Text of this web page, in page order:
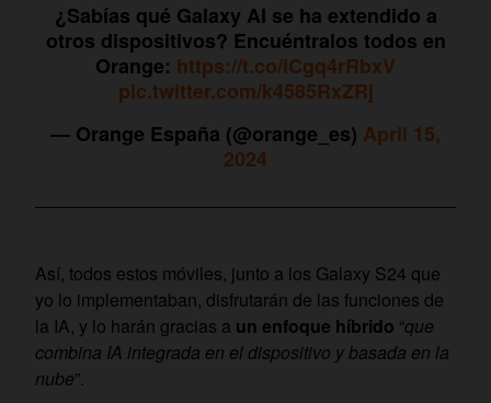
¿Sabías qué Galaxy AI se ha extendido a
otros dispositivos? Encuéntralos todos en
Orange: https://t.co/iCgq4rRbxV
pic.twitter.com/k4585RxZRj
— Orange España (@orange_es) April 15,
2024
Así, todos estos móviles, junto a los Galaxy S24 que
yo lo implementaban, disfrutarán de las funciones de
la IA, y lo harán gracias a un enfoque híbrido “que
combina IA integrada en el dispositivo y basada en la
nube”.